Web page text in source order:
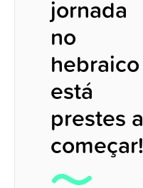
jornada
no
hebraico
está
prestes a
começar!